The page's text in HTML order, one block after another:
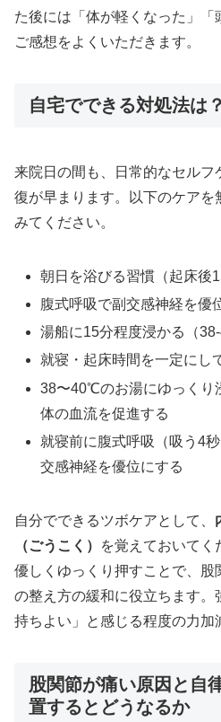
た後には「体が軽くなった」「
ご感想をよくいただきます。
自宅でできる対処法は？
来院日の間も、日常的なセルフ
復が早まります。以下のケアを
みてください。
朝日を浴びる習慣（起床後
腹式呼吸で副交感神経を優
湯船に15分程度浸かる（
就寝・起床時間を一定にし
38〜40℃のお湯にゆっくり
体の血流を促進する
就寝前に腹式呼吸（吸う4
交感神経を優位にする
自分でできるツボケアとして、
（ごうこく）
を覚えておいてく
優しくゆっくり押すことで、股
の整え方の緩和に役立ちます
持ちよい」と感じる程度の力加
股関節が痛い原因と自
置するとどうなるか